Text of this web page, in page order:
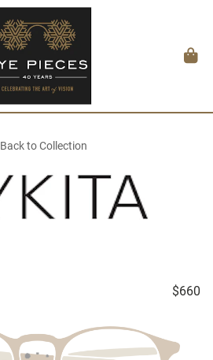
Back to Collection
$660